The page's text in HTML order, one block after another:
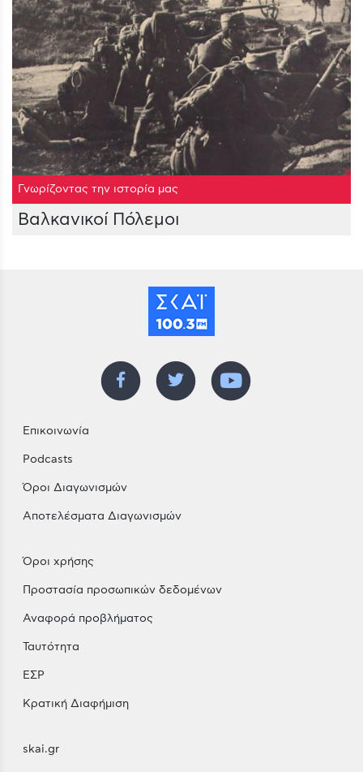
Γνωρίζοντας την ιστορία μας
Βαλκανικοί Πόλεμοι
Επικοινωνία
Podcasts
Όροι Διαγωνισμών
Αποτελέσματα Διαγωνισμών
Όροι χρήσης
Προστασία προσωπικών δεδομένων
Αναφορά προβλήματος
Ταυτότητα
ΕΣΡ
Κρατική Διαφήμιση
skai.gr